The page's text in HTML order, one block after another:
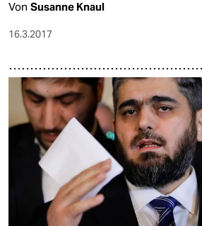
Von Susanne Knaul
16.3.2017